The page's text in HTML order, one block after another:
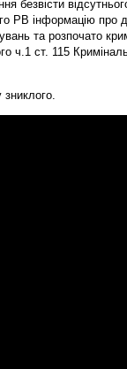
безвісти
РВ інформацію про
та розпочато
ч.1 ст. 115